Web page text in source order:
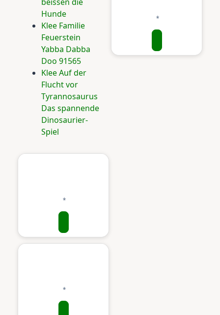
Hunde
Klee Familie
Feuerstein
Yabba Dabba
Doo 91565
Klee Auf der
Flucht vor
Tyrannosaurus
Das spannende
Dinosaurier-
Spiel